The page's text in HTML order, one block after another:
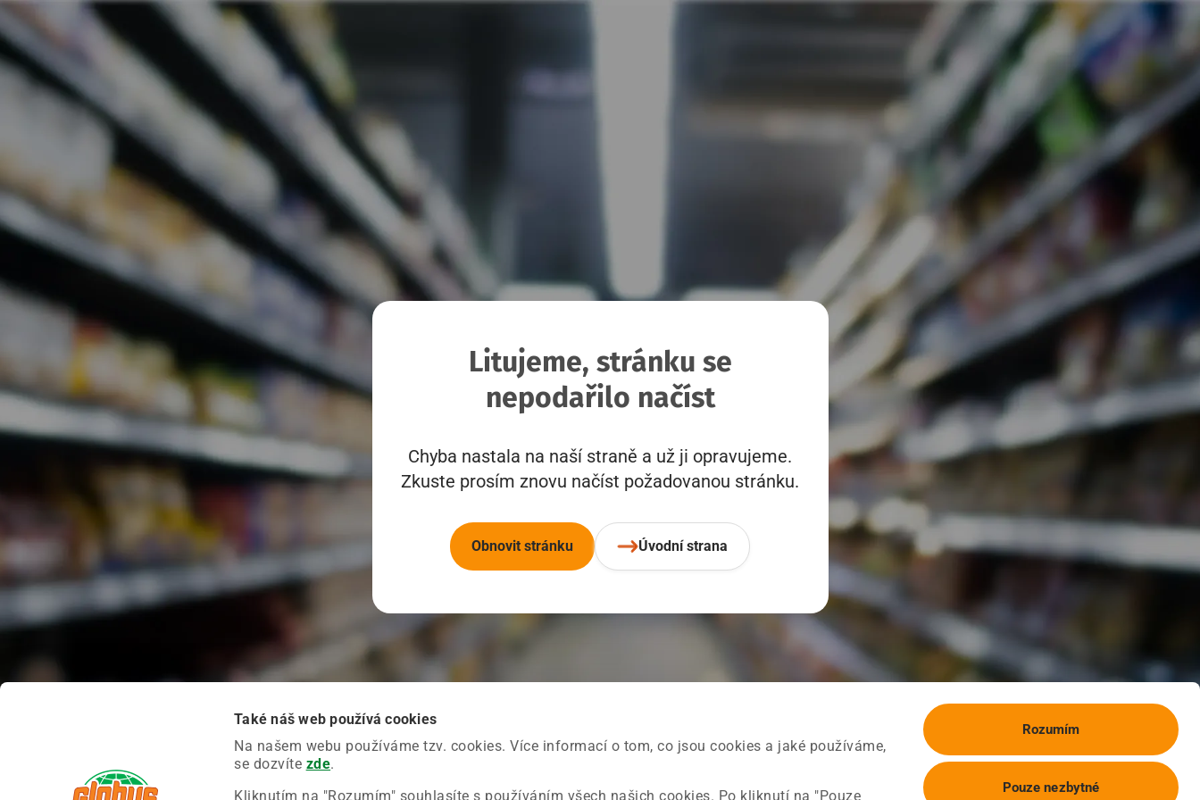
Také náš web používá cookies
Na našem webu používáme tzv. cookies. Více informací o tom, co jsou cookies a jaké používáme,
se dozvíte zde.
Kliknutím na "Rozumím" souhlasíte s používáním všech našich cookies. Po kliknutí na "Pouze
Rozumím
Pouze nezbytné
Litujeme, stránku se
nepodařilo načíst
Chyba nastala na naší straně a už ji opravujeme.
Zkuste prosím znovu načíst požadovanou stránku.
Obnovit stránku Úvodní strana